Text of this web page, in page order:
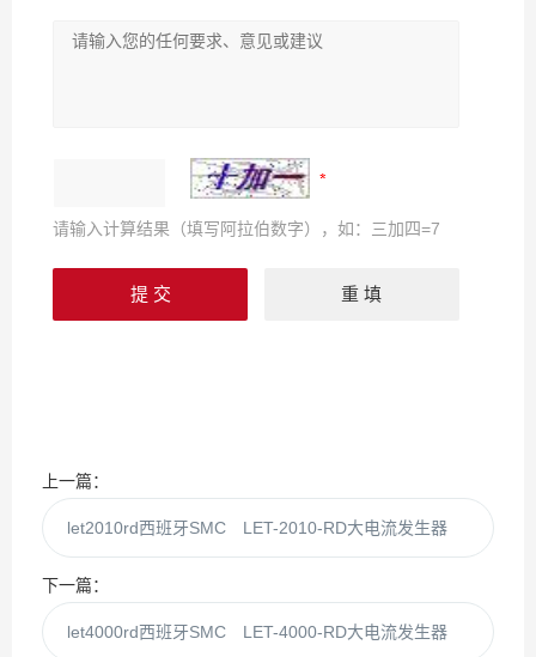
请输入计算结果（填写阿拉伯数字），如：三加四=7
上一篇：
let2010rd西班牙SMC LET-2010-RD大电流发生器
下一篇：
let4000rd西班牙SMC LET-4000-RD大电流发生器